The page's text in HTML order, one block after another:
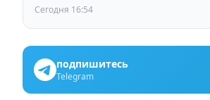
Сегодня 16:54
подпишитесь
Telegram